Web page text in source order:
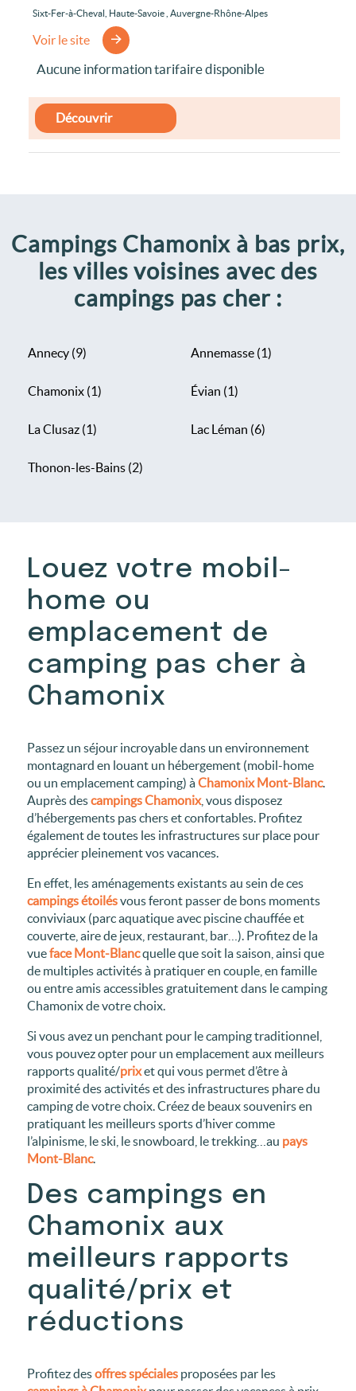
Louez votre mobil-
home ou
emplacement de
camping pas cher à
Chamonix
Passez un séjour incroyable dans un environnement
montagnard en louant un hébergement (mobil-home
ou un emplacement camping) àChamonix Mont-Blanc.
Auprès descampings Chamonix, vous disposez
d’hébergements pas chers et confortables. Profitez
également de toutes les infrastructures sur place pour
apprécier pleinement vos vacances.
En effet, les aménagements existants au sein de ces
campings étoilésvous feront passer de bons moments
conviviaux (parc aquatique avec piscine chauffée et
couverte, aire de jeux, restaurant, bar…). Profitez de la
vueface Mont-Blancquelle que soit la saison, ainsi que
de multiples activités à pratiquer en couple, en famille
ou entre amis accessibles gratuitement dans le camping
Chamonix de votre choix.
Si vous avez un penchant pour le camping traditionnel,
vous pouvez opter pour un emplacement aux meilleurs
rapports qualité/prixet qui vous permet d’être à
proximité des activités et des infrastructures phare du
camping de votre choix. Créez de beaux souvenirs en
pratiquant les meilleurs sports d’hiver comme
l’alpinisme, le ski, le snowboard, le trekking…au pays
Mont-Blanc.
Des campings en
Chamonix aux
meilleurs rapports
qualité/prix et
réductions
Profitez desoffres spéciales proposées par les
Sixt-Fer-à-Cheval, Haute-Savoie , Auvergne-Rhône-Alpes
Voir le site
Aucune information tarifaire disponible
Découvrir
Campings Chamonix à bas prix,
les villes voisines avec des
campings pas cher :
Annecy (9) Annemasse (1)
Chamonix (1) Évian (1)
La Clusaz (1) Lac Léman (6)
Thonon-les-Bains (2)